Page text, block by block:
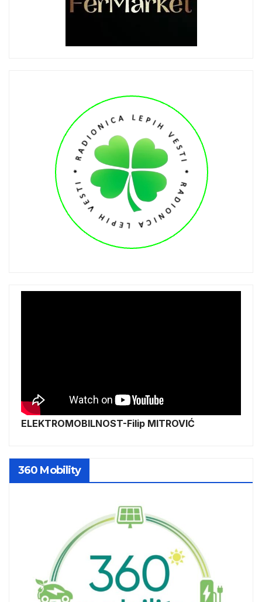
ELEKTROMOBILNOST-Filip MITROVIĆ
360 Mobility